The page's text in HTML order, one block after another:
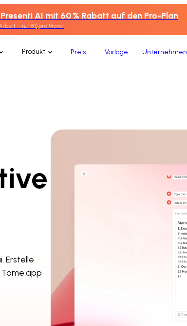
AI mit 60 % Rabatt auf den Pro-Plan
– nur 8 $ pro Monat
Produkt Preis Vorlage Unternehmen
Erstelle